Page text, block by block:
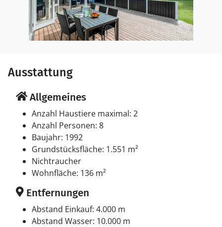
wurde 1992 gebaut. Es ist erlaubt 2 Haustiere
mitzubringen. In der Ferienunterkunft ist eine
energiesparender Luft zu Luft Wärmepumpe installiert.
Die Ferienunterkunft ist mit Waschmaschine
60 Liter Nutzinhalt. Es gibt außerdem einen Kaminofen.
Für die jüngsten Feriengäste ist 1 Kinderhochstuhl
vorhanden.
Schlafverhältnisse
Die Schlafplätze verteilen sich auf 3 Schlafräume. 4
Schlafplätze in Doppelbetten. 4 Schlafplätze in
Einzelbetten. 2 von diesen Schlafplätzen befinden sich
im offenen Obergeschoss. Ferner steht ein Kinderbett
zur Verfügung.
Multimedien
In der Ferienunterkunft gibt es 1 Fernseher mit Smart-
TV. 1 Apple-TV.1 Chromecast.Playstation 3. 1-3
Ausstattung
Allgemeines
Anzahl Haustiere maximal: 2
Anzahl Personen: 8
Baujahr: 1992
Grundstücksfläche: 1.551 m²
Nichtraucher
Wohnfläche: 136 m²
Entfernungen
Abstand Einkauf: 4.000 m
Abstand Wasser: 10.000 m